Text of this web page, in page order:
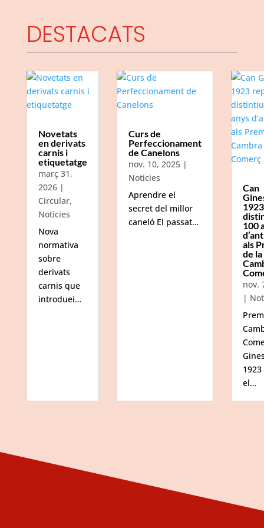
DESTACATS
Novetats
en derivats
carnis i
etiquetatge
març 31,
2026|
Circular,
Noticies
Nova
normativa
sobre
derivats
carnis que
introduei…
Curs de
Perfeccionament
de Canelons
nov. 10, 2025|
Noticies
Aprendre el
secret del millor
caneló El passat…
Can
100
als
de la
nov.
|
el…